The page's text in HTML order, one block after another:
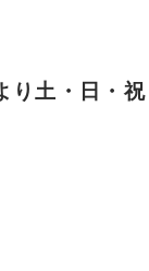
り土・日・祝